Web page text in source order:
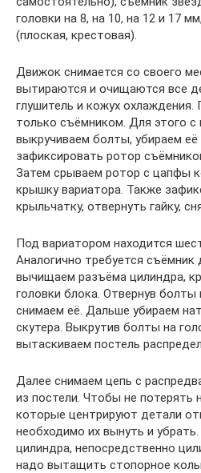
головки на 8, на 10, на 12 и 17
(плоская, крестовая).
Движок снимается со своего
вытираются и очищаются все
глушитель и кожух охлаждения.
только съёмником. Для этого с
выкручиваем болты, убираем
зафиксировать ротор
Затем срываем ротор с цапфы
крышку вариатора. Также
крыльчатку, отвернуть гайку,
Под вариатором находится
Аналогично требуется съёмник
вычищаем разъёма цилиндра,
головки блока. Отвернув болты
снимаем её. Дальше убираем
скутера. Выкрутив болты на
вытаскиваем постель
Далее снимаем цепь с
из постели. Чтобы не потерять
которые центрируют детали
необходимо их вынуть и
цилиндра, непосредственно
надо вытащить стопорное